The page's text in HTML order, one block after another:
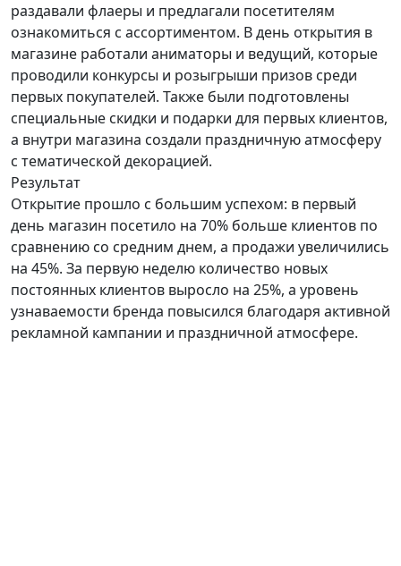
раздавали флаеры и предлагали посетителям
ознакомиться с ассортиментом. В день открытия в
магазине работали аниматоры и ведущий, которые
проводили конкурсы и розыгрыши призов среди
первых покупателей. Также были подготовлены
специальные скидки и подарки для первых клиентов,
а внутри магазина создали праздничную атмосферу
с тематической декорацией.
Результат
Открытие прошло с большим успехом: в первый
день магазин посетило на 70% больше клиентов по
сравнению со средним днем, а продажи увеличились
на 45%. За первую неделю количество новых
постоянных клиентов выросло на 25%, а уровень
узнаваемости бренда повысился благодаря активной
рекламной кампании и праздничной атмосфере.